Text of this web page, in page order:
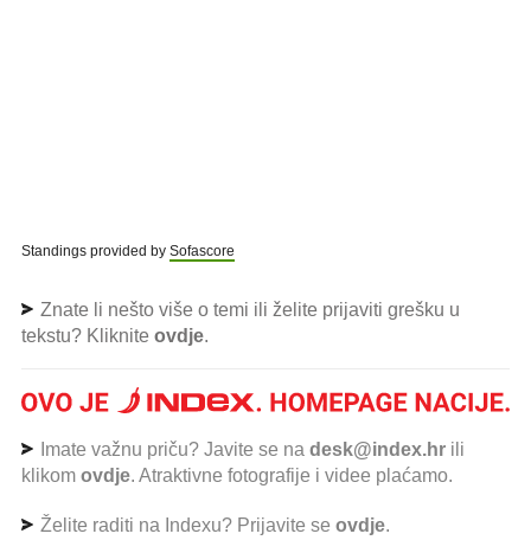
Standings provided by Sofascore
Znate li nešto više o temi ili želite prijaviti grešku u
tekstu? Kliknite ovdje.
Imate važnu priču? Javite se na desk@index.hr ili
klikom ovdje. Atraktivne fotografije i videe plaćamo.
Želite raditi na Indexu? Prijavite se ovdje.